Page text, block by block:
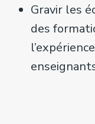
Gravir les
des